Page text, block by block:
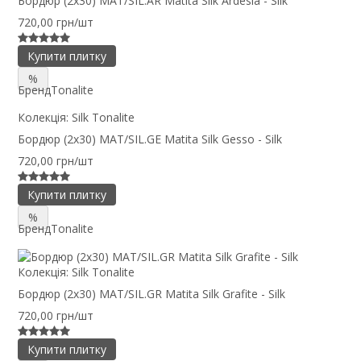
720,00 грн/шт
Купити плитку
%
БрендTonalite
Колекція: Silk Tonalite
Бордюр (2x30) MAT/SIL.GE Matita Silk Gesso - Silk
720,00 грн/шт
Купити плитку
%
БрендTonalite
Колекція: Silk Tonalite
Бордюр (2x30) MAT/SIL.GR Matita Silk Grafite - Silk
720,00 грн/шт
Купити плитку